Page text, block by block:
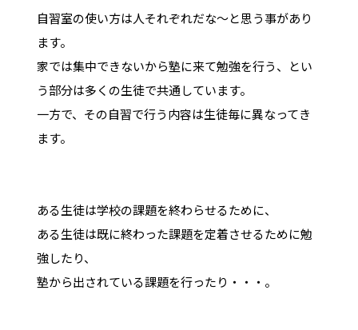
自習室の使い方は人それぞれだな～と思う事があり
ます。
家では集中できないから塾に来て勉強を行う、とい
う部分は多くの生徒で共通しています。
一方で、その自習で行う内容は生徒毎に異なってき
ます。
ある生徒は学校の課題を終わらせるために、
ある生徒は既に終わった課題を定着させるために勉
強したり、
塾から出されている課題を行ったり・・・。